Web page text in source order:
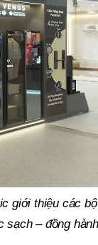
giới thiệu các
sạch – đồng